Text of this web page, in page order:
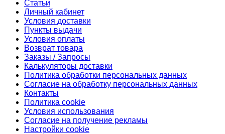
Статьи
Личный кабинет
Условия доставки
Пункты выдачи
Условия оплаты
Возврат товара
Заказы / Запросы
Калькуляторы доставки
Политика обработки персональных данных
Согласие на обработку персональных данных
Контакты
Политика cookie
Условия использования
Согласие на получение рекламы
Настройки cookie